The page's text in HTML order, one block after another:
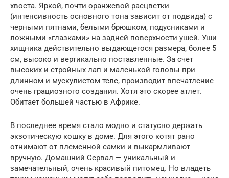
хвоста. Яркой, почти оранжевой расцветки
(интенсивность основного тона зависит от подвида) с
черными пятнами, белыми брюшком, подусниками и
ложными «глазками» на задней поверхности ушей. Уши
хищника действительно выдающегося размера, более 5
см, высоко и вертикально поставленные. За счет
высоких и стройных лап и маленькой головы при
длинном и мускулистом теле, производит впечатление
очень грациозного создания. Хотя это скорее атлет.
Обитает большей частью в Африке.
В последнее время стало модно и статусно держать
экзотическую кошку в доме. Для этого котят рано
отнимают от племенной самки и выкармливают
вручную. Домашний Сервал — уникальный и
замечательный, очень красивый питомец. Но владеть